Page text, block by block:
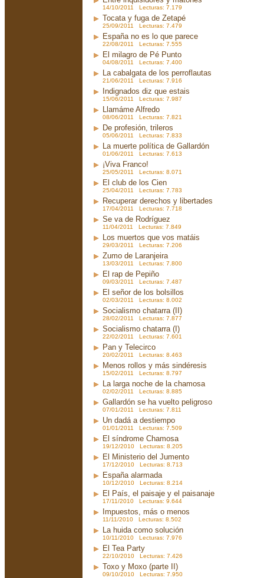
14/10/2011 Lecturas: 7.179
Tocata y fuga de Zetapé
25/09/2011 Lecturas: 7.479
España no es lo que parece
22/08/2011 Lecturas: 7.555
El milagro de Pé Punto
04/08/2011 Lecturas: 7.400
La cabalgata de los perroflautas
21/06/2011 Lecturas: 7.916
Indignados diz que estais
15/06/2011 Lecturas: 7.987
Llamáme Alfredo
08/06/2011 Lecturas: 7.821
De profesión, trileros
05/06/2011 Lecturas: 7.833
La muerte política de Gallardón
01/06/2011 Lecturas: 7.613
¡Viva Franco!
25/05/2011 Lecturas: 8.071
El club de los Cien
25/04/2011 Lecturas: 7.783
Recuperar derechos y libertades
17/04/2011 Lecturas: 7.718
Se va de Rodríguez
11/04/2011 Lecturas: 7.849
Los muertos que vos matáis
29/03/2011 Lecturas: 7.206
Zumo de Laranjeira
13/03/2011 Lecturas: 7.800
El rap de Pepiño
09/03/2011 Lecturas: 7.487
El señor de los bolsillos
02/03/2011 Lecturas: 8.002
Socialismo chatarra (II)
28/02/2011 Lecturas: 7.877
Socialismo chatarra (I)
22/02/2011 Lecturas: 7.601
Pan y Telecirco
20/02/2011 Lecturas: 8.463
Menos rollos y más sindéresis
15/02/2011 Lecturas: 8.797
La larga noche de la chamosa
02/02/2011 Lecturas: 8.885
Gallardón se ha vuelto peligroso
07/01/2011 Lecturas: 7.811
Un dadá a destiempo
01/01/2011 Lecturas: 7.509
El síndrome Chamosa
19/12/2010 Lecturas: 8.205
El Ministerio del Jumento
17/12/2010 Lecturas: 8.713
España alarmada
10/12/2010 Lecturas: 8.214
El País, el paisaje y el paisanaje
17/11/2010 Lecturas: 9.644
Impuestos, más o menos
11/11/2010 Lecturas: 8.502
La huida como solución
10/11/2010 Lecturas: 7.976
El Tea Party
22/10/2010 Lecturas: 7.426
Toxo y Moxo (parte II)
09/10/2010 Lecturas: 7.950